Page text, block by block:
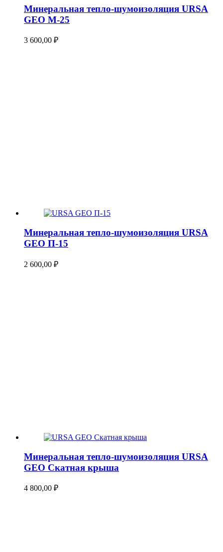
Минеральная тепло-шумоизоляция URSA
GEO М-25
3 600,00 ₽
Минеральная тепло-шумоизоляция URSA
GEO П-15
2 600,00 ₽
Минеральная тепло-шумоизоляция URSA
GEO Скатная крыша
4 800,00 ₽